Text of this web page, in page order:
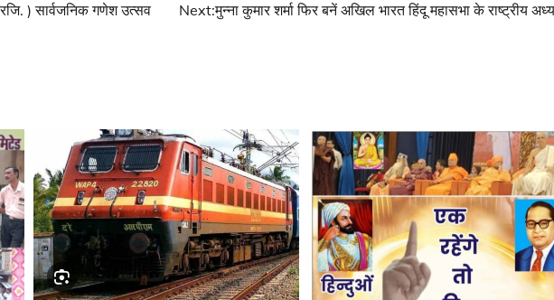
) सार्वजनिक गणेश उत्सव
Next:मुन्ना कुमार शर्मा फिर बनें अखिल भारत हिंदू महासभा के राष्ट्रीय